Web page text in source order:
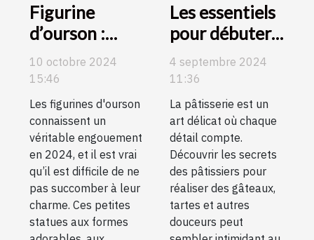
Figurine
d’ourson :
craquez pour
des modèles
haut en
couleur !
10 octobre 2024
15:46
Les figurines d'ourson
connaissent un
véritable engouement
en 2024, et il est vrai
qu’il est difficile de ne
pas succomber à leur
charme. Ces petites
statues aux formes
Les essentiels
pour débuter
en pâtisserie :
guide d'achat
et conseils
4 septembre 2024
11:36
La pâtisserie est un
art délicat où chaque
détail compte.
Découvrir les secrets
des pâtissiers pour
réaliser des gâteaux,
tartes et autres
douceurs peut